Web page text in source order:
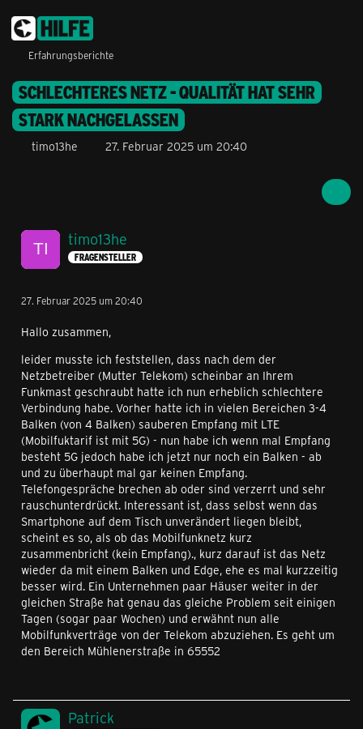
Erfahrungsberichte
SCHLECHTERES NETZ - QUALITÄT HAT SEHR
STARK NACHGELASSEN
timo13he 27. Februar 2025 um 20:40
timo13he
FRAGENSTELLER
27. Februar 2025 um 20:40
Hallo zusammen,
leider musste ich feststellen, dass nach dem der
Netzbetreiber (Mutter Telekom) scheinbar an Ihrem
Funkmast geschraubt hatte ich nun erheblich schlechtere
Verbindung habe. Vorher hatte ich in vielen Bereichen 3-4
Balken (von 4 Balken) sauberen Empfang mit LTE
(Mobilfuktarif ist mit 5G) - nun habe ich wenn mal Empfang
besteht 5G jedoch habe ich jetzt nur noch ein Balken - ab
und zu überhaupt mal gar keinen Empfang.
Telefongespräche brechen ab oder sind verzerrt und sehr
rauschunterdrückt. Interessant ist, dass selbst wenn das
Smartphone auf dem Tisch unverändert liegen bleibt,
scheint es so, als ob das Mobilfunknetz kurz
zusammenbricht (kein Empfang)., kurz darauf ist das Netz
wieder da mit einem Balken und Edge, ehe es mal kurzzeitig
besser wird. Ein Unternehmen paar Häuser weiter in der
gleichen Straße hat genau das gleiche Problem seit einigen
Tagen (sogar paar Wochen) und erwähnt nun alle
Mobilfunkverträge von der Telekom abzuziehen. Es geht um
den Bereich Mühlenerstraße in 65552
Patrick